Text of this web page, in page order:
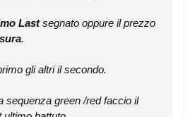
Lastsegnato oppure il prezzo
.
gli altri il secondo.
sequenza green /red faccio il